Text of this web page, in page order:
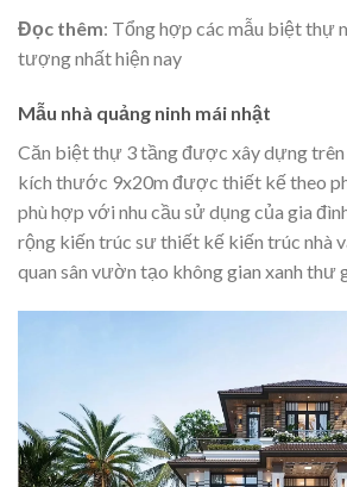
Đọc thêm: Tổng hợp các mẫu biệt thự
tượng nhất hiện nay
Mẫu nhà quảng ninh mái nhật
Căn biệt thự 3 tầng được xây dựng
kích thước 9x20m được thiết kế theo
phù hợp với nhu cầu sử dụng của gia
rộng kiến trúc sư thiết kế kiến trúc nhà
quan sân vườn tạo không gian xanh thư